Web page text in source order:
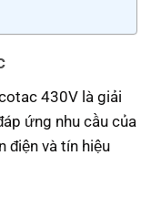
430V là giải
ứng nhu cầu của
điện và tín hiệu